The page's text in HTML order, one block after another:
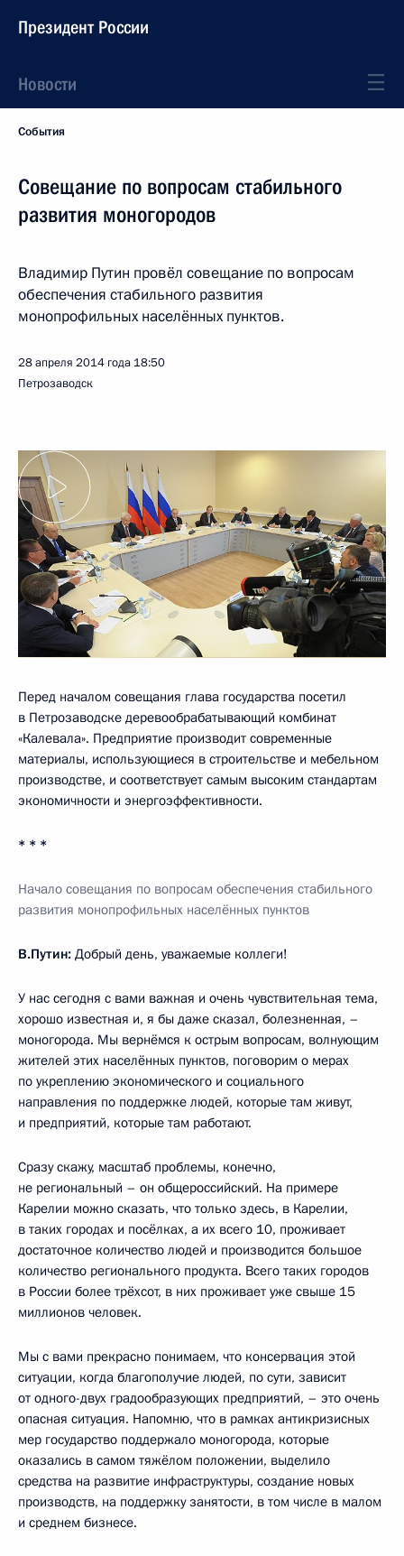
Президент России
Новости
События
Совещание по вопросам стабильного
развития моногородов
Владимир Путин провёл совещание по вопросам
обеспечения стабильного развития
монопрофильных населённых пунктов.
28 апреля 2014 года 18:50
Петрозаводск
Перед началом совещания глава государства посетил
в Петрозаводске деревообрабатывающий комбинат
«Калевала». Предприятие производит современные
материалы, использующиеся в строительстве и мебельном
производстве, и соответствует самым высоким стандартам
экономичности и энергоэффективности.
* * *
Начало совещания по вопросам обеспечения стабильного
развития монопрофильных населённых пунктов
В.Путин: Добрый день, уважаемые коллеги!
У нас сегодня с вами важная и очень чувствительная тема,
хорошо известная и, я бы даже сказал, болезненная, –
моногорода. Мы вернёмся к острым вопросам, волнующим
жителей этих населённых пунктов, поговорим о мерах
по укреплению экономического и социального
направления по поддержке людей, которые там живут,
и предприятий, которые там работают.
Сразу скажу, масштаб проблемы, конечно,
не региональный – он общероссийский. На примере
Карелии можно сказать, что только здесь, в Карелии,
в таких городах и посёлках, а их всего 10, проживает
достаточное количество людей и производится большое
количество регионального продукта. Всего таких городов
в России более трёхсот, в них проживает уже свыше 15
миллионов человек.
Мы с вами прекрасно понимаем, что консервация этой
ситуации, когда благополучие людей, по сути, зависит
от одного-двух градообразующих предприятий, – это очень
опасная ситуация. Напомню, что в рамках антикризисных
мер государство поддержало моногорода, которые
оказались в самом тяжёлом положении, выделило
средства на развитие инфраструктуры, создание новых
производств, на поддержку занятости, в том числе в малом
и среднем бизнесе.